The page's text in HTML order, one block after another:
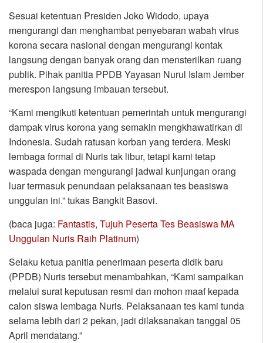
Sesuai ketentuan Presiden Joko Widodo, upaya
mengurangi dan menghambat penyebaran wabah virus
korona secara nasional dengan mengurangi kontak
langsung dengan banyak orang dan mensterilkan ruang
publik. Pihak panitia PPDB Yayasan Nurul Islam Jember
merespon langsung imbauan tersebut.
“Kami mengikuti ketentuan pemerintah untuk mengurangi
dampak virus korona yang semakin mengkhawatirkan di
Indonesia. Sudah ratusan korban yang terdera. Meski
lembaga formal di Nuris tak libur, tetapi kami tetap
waspada dengan mengurangi jadwal kunjungan orang
luar termasuk penundaan pelaksanaan tes beasiswa
unggulan ini.” tukas Bangkit Basovi.
(baca juga: Fantastis, Tujuh Peserta Tes Beasiswa MA
Unggulan Nuris Raih Platinum)
Selaku ketua panitia penerimaan peserta didik baru
(PPDB) Nuris tersebut menambahkan, “Kami sampaikan
melalui surat keputusan resmi dan mohon maaf kepada
calon siswa lembaga Nuris. Pelaksanaan tes kami tunda
selama lebih dari 2 pekan, jadi dilaksanakan tanggal 05
April mendatang.”